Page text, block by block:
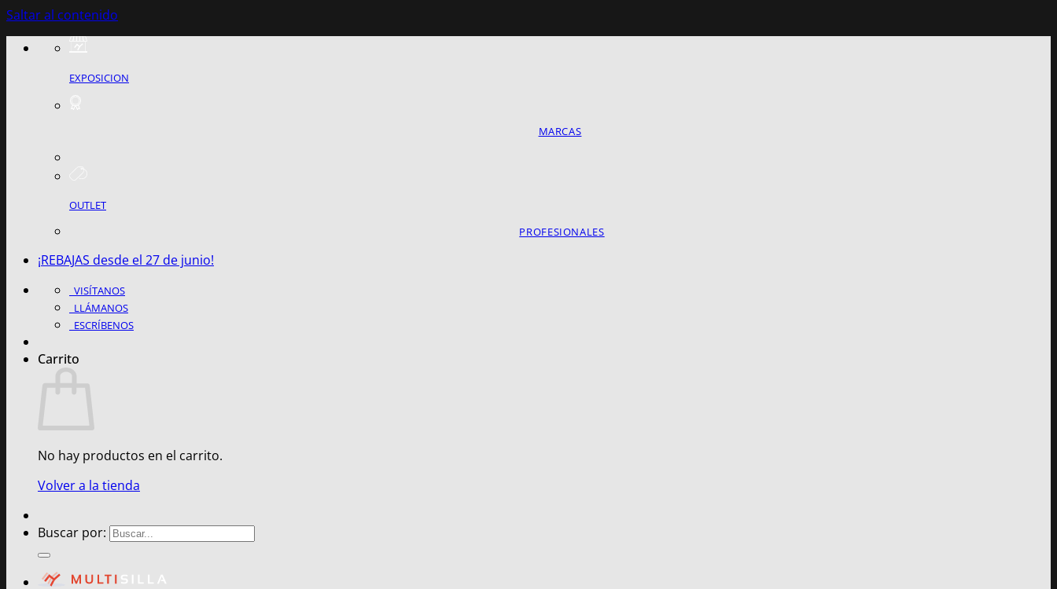
Saltar al contenido
EXPOSICION
MARCAS
OUTLET
PROFESIONALES
¡REBAJAS desde el 27 de junio!
VISÍTANOS
LLÁMANOS
ESCRÍBENOS
Carrito
No hay productos en el carrito.
Volver a la tienda
Buscar por: